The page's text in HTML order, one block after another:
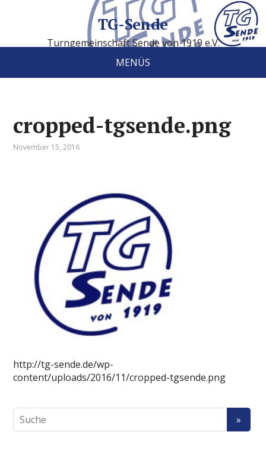
TG-Sende
Turngemeinschaft Sende von 1919 e.V.
MENÜS
cropped-tgsende.png
November 15, 2016
http://tg-sende.de/wp-
content/uploads/2016/11/cropped-tgsende.png